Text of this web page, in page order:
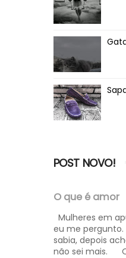
POST NOVO!
O que é amor
Mulheres em
eu me pergunto.
sabia, depois
não sei mais.